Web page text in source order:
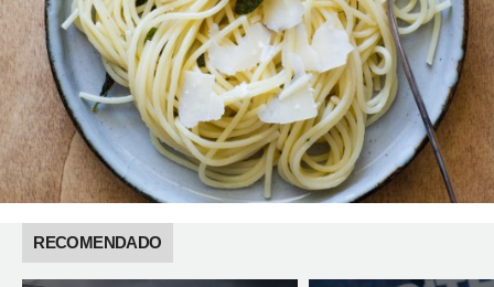
RECOMENDADO